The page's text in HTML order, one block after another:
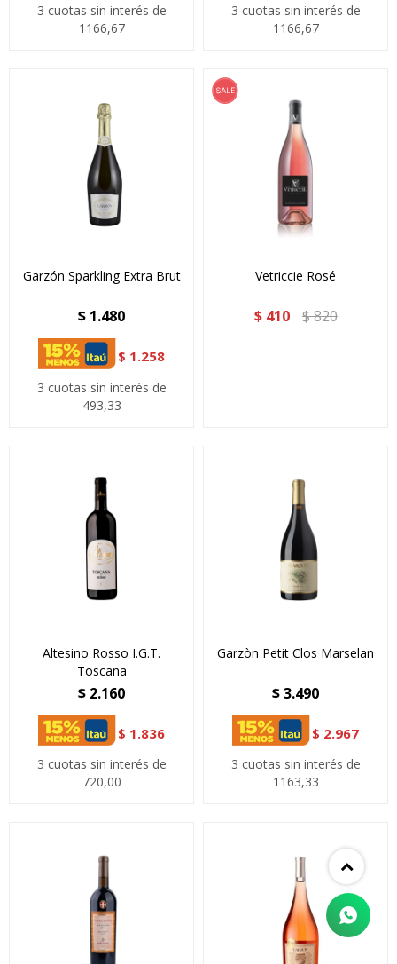
3 cuotas sin interés de
1166,67
3 cuotas sin interés de
1166,67
Garzón Sparkling Extra Brut
$ 1.480
$ 1.258
3 cuotas sin interés de
493,33
Vetriccie Rosé
$ 410 $820
Altesino Rosso I.G.T.
Toscana
$ 2.160
$ 1.836
3 cuotas sin interés de
720,00
Garzòn Petit Clos Marselan
$3.490
$ 2.967
3 cuotas sin interés de
1163,33